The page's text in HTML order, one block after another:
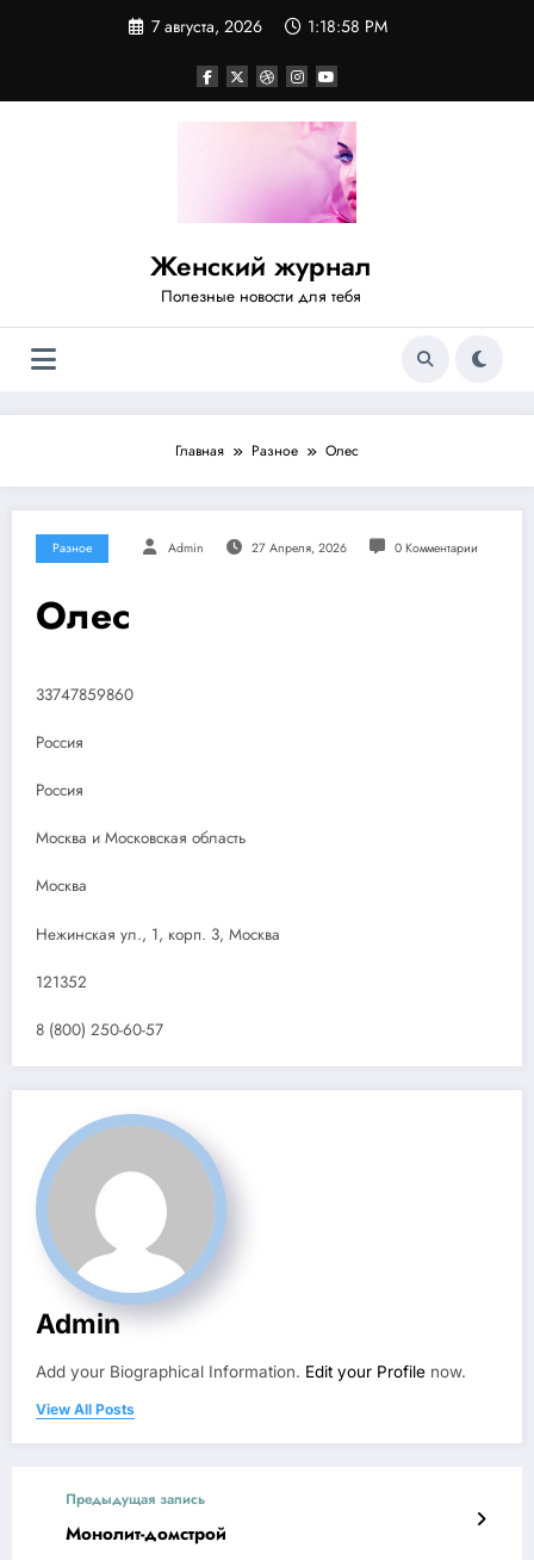
7 августа, 2026 1:18:58 PM
Женский журнал
Полезные новости для тебя
Главная Разное Олес
Разное Admin 27 Апреля, 2026 0 Комментарии
Олес
33747859860
Россия
Россия
Москва и Московская область
Москва
Нежинская ул., 1, корп. 3, Москва
121352
8 (800) 250-60-57
Admin
Add your Biographical Information. Edit your Profile now.
View All Posts
Предыдущая запись
Монолит-домстрой